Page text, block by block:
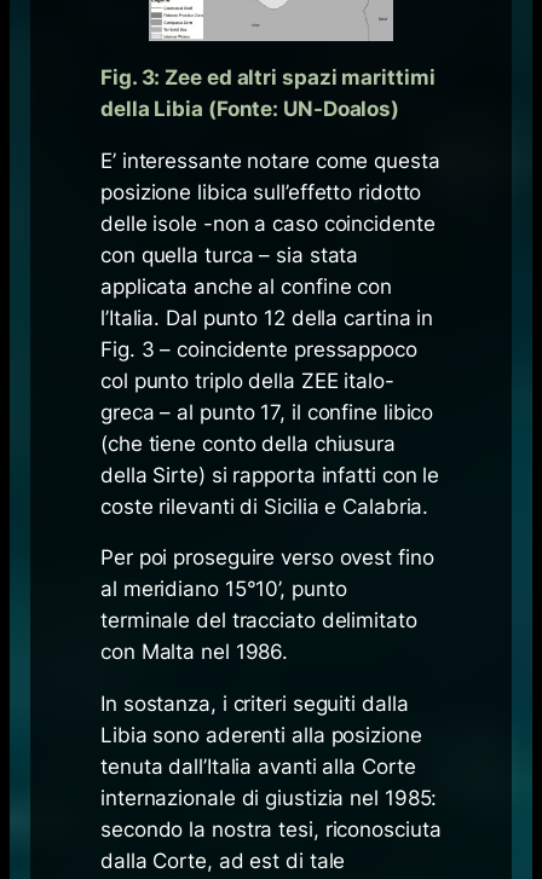
Fig. 3: Zee ed altri spazi marittimi
della Libia (Fonte: UN-Doalos)
E’ interessante notare come questa
posizione libica sull’effetto ridotto
delle isole -non a caso coincidente
con quella turca – sia stata
applicata anche al confine con
l’Italia. Dal punto 12 della cartina in
Fig. 3 – coincidente pressappoco
col punto triplo della ZEE italo-
greca – al punto 17, il confine libico
(che tiene conto della chiusura
della Sirte) si rapporta infatti con le
coste rilevanti di Sicilia e Calabria.
Per poi proseguire verso ovest fino
al meridiano 15°10’, punto
terminale del tracciato delimitato
con Malta nel 1986.
In sostanza, i criteri seguiti dalla
Libia sono aderenti alla posizione
tenuta dall’Italia avanti alla Corte
internazionale di giustizia nel 1985:
secondo la nostra tesi, riconosciuta
dalla Corte, ad est di tale